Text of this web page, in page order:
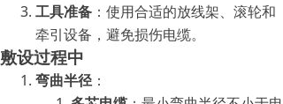
工具准备 ：使用合适的放线架、滚轮和
牵引设备，避免损伤电缆。
敷设过程中
弯曲半径：